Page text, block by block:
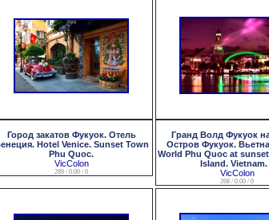
Город закатов Фукуок. Отель
Hotel Venice. Sunset Town
Phu Quoc.
VicColon
289 / 0.00 / 0
Гранд Волд Фукуок на
Остров Фукуок.
World Phu Quoc at
Island. Vietnam.
VicColon
268 / 0.00 / 0